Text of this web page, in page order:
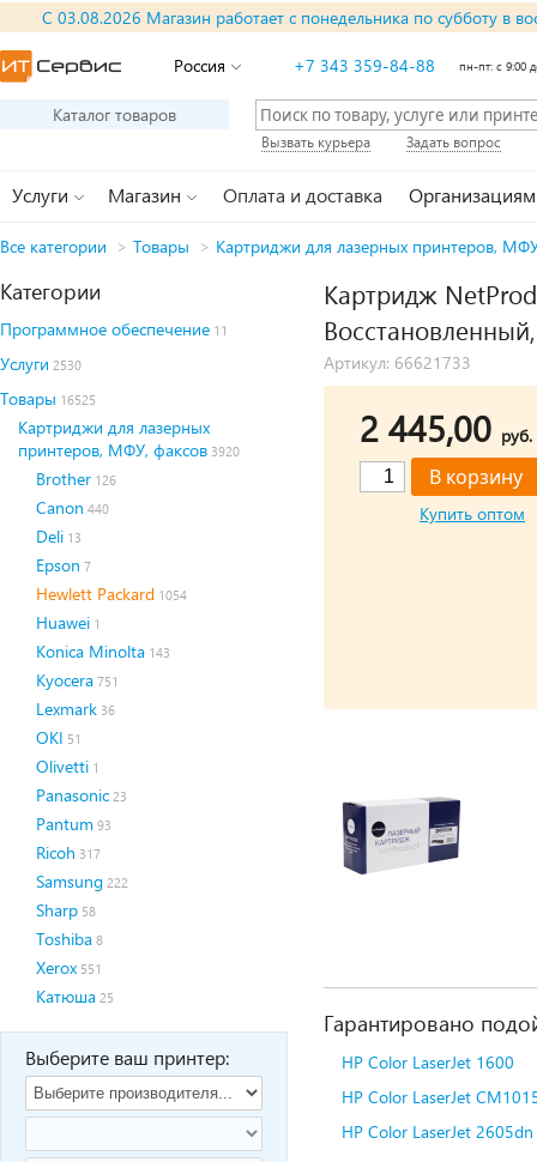
С 03.08.2026 Магазин работает с понедельника по субботу в
Россия +7 343 359-84-88 пн-пт: с 9:00
Каталог товаров
Вызвать курьера Задать вопрос
Услуги Магазин Оплата и доставка Организациям
Все категории > Товары > Картриджи для лазерных принтеров,
Категории
Программное обеспечение 11
Услуги 2530
Товары 16525
Картриджи для лазерных
принтеров, МФУ, факсов 3920
Brother 126
Canon 440
Deli 13
Epson 7
Hewlett Packard 1054
Huawei 1
Konica Minolta 143
Kyocera 751
Lexmark 36
OKI 51
Olivetti 1
Panasonic 23
Pantum 93
Ricoh 317
Samsung 222
Sharp 58
Toshiba 8
Xerox 551
Катюша 25
Выберите ваш принтер:
Картридж
Артикул: 66621733
2 445,00 руб.
Купить оптом
Гарантировано
HP Color LaserJet 1600
HP Color LaserJet
HP Color LaserJet 2605dn